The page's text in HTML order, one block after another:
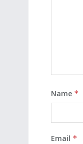
Name *
Email *